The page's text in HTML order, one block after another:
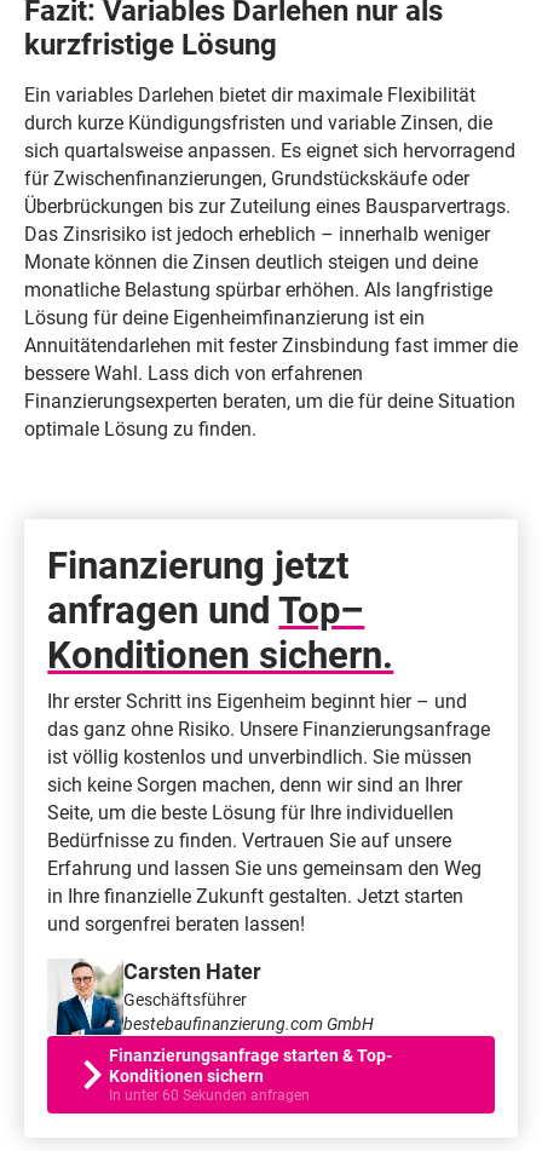
Fazit: Variables Darlehen nur als
kurzfristige Lösung
Ein variables Darlehen bietet dir maximale Flexibilität
durch kurze Kündigungsfristen und variable Zinsen, die
sich quartalsweise anpassen. Es eignet sich hervorragend
für Zwischenfinanzierungen, Grundstückskäufe oder
Überbrückungen bis zur Zuteilung eines Bausparvertrags.
Das Zinsrisiko ist jedoch erheblich – innerhalb weniger
Monate können die Zinsen deutlich steigen und deine
monatliche Belastung spürbar erhöhen. Als langfristige
Lösung für deine Eigenheimfinanzierung ist ein
Annuitätendarlehen mit fester Zinsbindung fast immer die
bessere Wahl. Lass dich von erfahrenen
Finanzierungsexperten beraten, um die für deine Situation
optimale Lösung zu finden.
Finanzierung jetzt
anfragen undTop–
Konditionen sichern.
Ihr erster Schritt ins Eigenheim beginnt hier – und
das ganz ohne Risiko. Unsere Finanzierungsanfrage
ist völlig kostenlos und unverbindlich. Sie müssen
sich keine Sorgen machen, denn wir sind an Ihrer
Seite, um die beste Lösung für Ihre individuellen
Bedürfnisse zu finden. Vertrauen Sie auf unsere
Erfahrung und lassen Sie uns gemeinsam den Weg
in Ihre finanzielle Zukunft gestalten. Jetzt starten
und sorgenfrei beraten lassen!
Carsten Hater
Geschäftsführer
bestebaufinanzierung.com GmbH
Finanzierungsanfrage starten & Top-
Konditionen sichern
In unter 60 Sekunden anfragen